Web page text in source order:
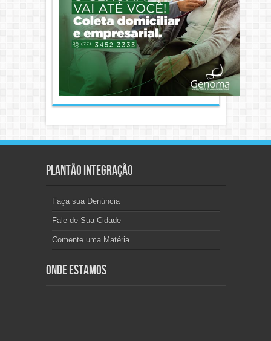
Plantão Integração
Faça sua Denúncia
Fale de Sua Cidade
Comente uma Matéria
Onde Estamos